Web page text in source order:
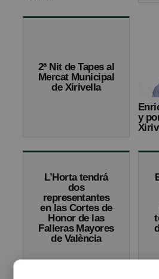
2ª Nit de Tapes al
Mercat Municipal
de Xirivella
y
L’Horta tendrá
dos
representantes
en las Cortes de
Honor de las
Falleras Mayores
de València